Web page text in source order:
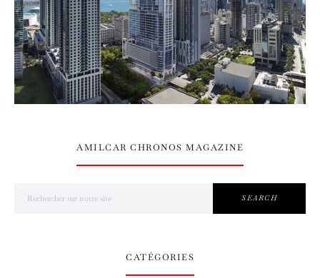
AMILCAR CHRONOS MAGAZINE
SEARCH
CATÉGORIES